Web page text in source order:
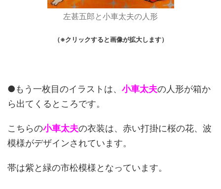
左甚五郎と小車太夫の人形
（※クリックすると画像が拡大します）
●もう一枚目のイラストは、 小車太夫の人形が箱か
ら出てくるところです。
こちらの小車太夫の衣装は、赤い打掛に桜の花、波
模様がデザインされています。
帯は紫と緑の市松模様となっています。